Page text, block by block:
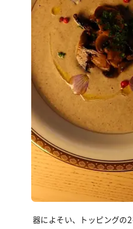
器によそい、トッピングの2